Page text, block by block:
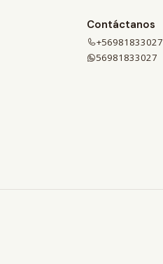
Contáctanos
+56981833027
56981833027